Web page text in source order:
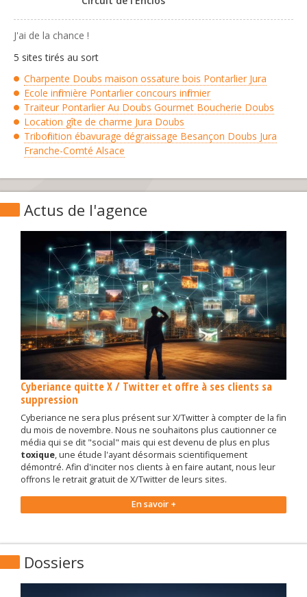
J'ai de la chance !
5 sites tirés au sort
Charpente Doubs maison ossature bois Pontarlier Jura
Ecole infirmière Pontarlier concours infirmier
Traiteur Pontarlier Au Doubs Gourmet Boucherie Doubs
Location gîte de charme Jura Doubs
Tribofinition ébavurage dégraissage Besançon Doubs Jura
Franche-Comté Alsace
Actus de l'agence
Cyberiance quitte X / Twitter et offre à ses clients sa
suppression
Cyberiance ne sera plus présent sur X/Twitter à compter de la fin
du mois de novembre. Nous ne souhaitons plus cautionner ce
média qui se dit "social" mais qui est devenu de plus en plus
toxique, une étude l'ayant désormais scientifiquement
démontré. Afin d'inciter nos clients à en faire autant, nous leur
offrons le retrait gratuit de X/Twitter de leurs sites.
En savoir +
Dossiers